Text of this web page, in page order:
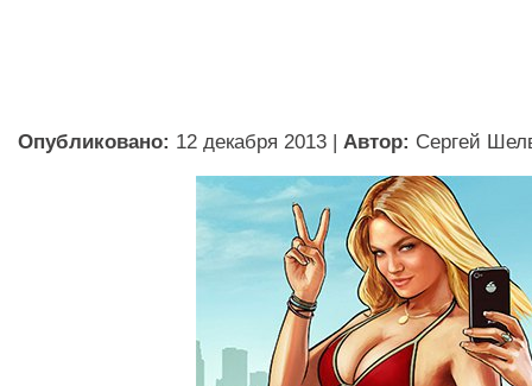
Опубликовано: 12 декабря 2013 | Автор: Сергей